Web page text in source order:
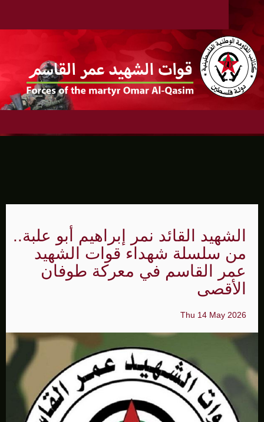
الشهيد القائد نمر إبراهيم أبو علبة..
من سلسلة شهداء قوات الشهيد
عمر القاسم في معركة طوفان
الأقصى
Thu 14 May 2026